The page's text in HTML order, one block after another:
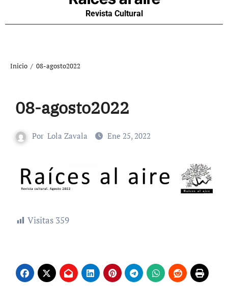
Revista Cultural
Inicio 08-agosto2022
08-agosto2022
Por Lola Zavala Ene 25, 2022
Visitas 359